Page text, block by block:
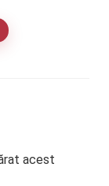
acest